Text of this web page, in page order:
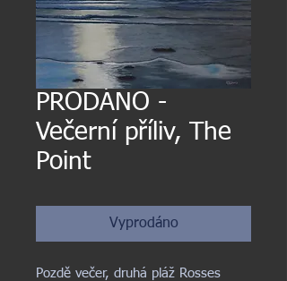
PRODÁNO -
Večerní příliv, The
Point
Vyprodáno
Pozdě večer, druhá pláž Rosses